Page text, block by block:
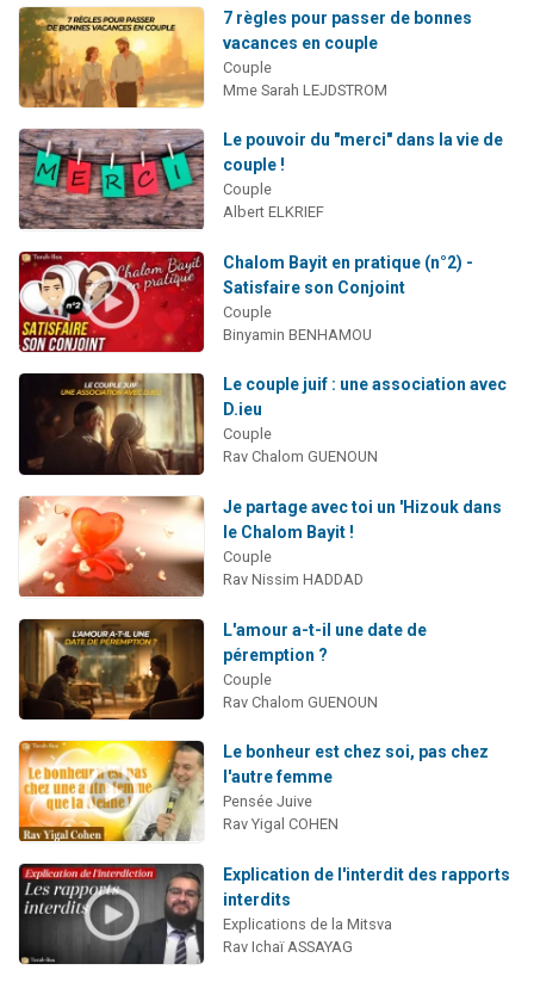
7 règles pour passer de bonnes
vacances en couple
Couple
Mme Sarah LEJDSTROM
Le pouvoir du "merci" dans la vie de
couple !
Couple
Albert ELKRIEF
Chalom Bayit en pratique (n°2) -
Satisfaire son Conjoint
Couple
Binyamin BENHAMOU
Le couple juif : une association avec
D.ieu
Couple
Rav Chalom GUENOUN
Je partage avec toi un 'Hizouk dans
le Chalom Bayit !
Couple
Rav Nissim HADDAD
L'amour a-t-il une date de
péremption ?
Couple
Rav Chalom GUENOUN
Le bonheur est chez soi, pas chez
l'autre femme
Pensée Juive
Rav Yigal COHEN
Explication de l'interdit des rapports
interdits
Explications de la Mitsva
Rav Ichaï ASSAYAG